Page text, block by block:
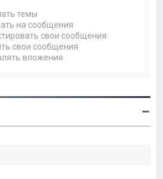
темы
на сообщения
свои сообщения
свои сообщения
вложения